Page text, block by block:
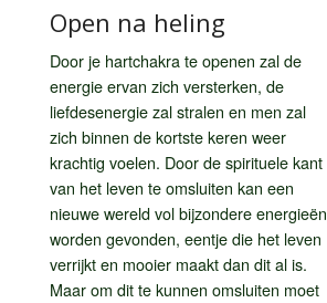
Open na heling
Door je hartchakra te openen zal de
energie ervan zich versterken, de
liefdesenergie zal stralen en men zal
zich binnen de kortste keren weer
krachtig voelen. Door de spirituele kant
van het leven te omsluiten kan een
nieuwe wereld vol bijzondere energieën
worden gevonden, eentje die het leven
verrijkt en mooier maakt dan dit al is.
Maar om dit te kunnen omsluiten moet